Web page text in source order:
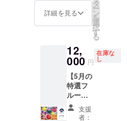
プレミ
アムな
ト・オ
ブ・ア
レキサ
ンドリ
ア、岡
山オー
ロラブ
ラッ
者が日
本でひ
、佐藤
錦など
７月：
赤肉メ
ロン、
プレミ
アム桃
など ８
け合
い！
賞味い
ただき
たい、
特選国
産フ
ルーツ
をお試
しくだ
べられ
るセッ
トで
つき八
朔、美
生柑
（ミ
ショウ
カ
ン）、
湘南
詳細を見る
タ
ー
ン
を
選
択
す
る
12,
000 円
在庫な
し
【5月の
特選フ
ルーツ
セッ
ト】 フ
支援
者：